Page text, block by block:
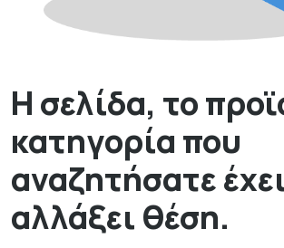
Η σελίδα, το
κατηγορία που
αναζητήσατε
αλλάξει θέση.